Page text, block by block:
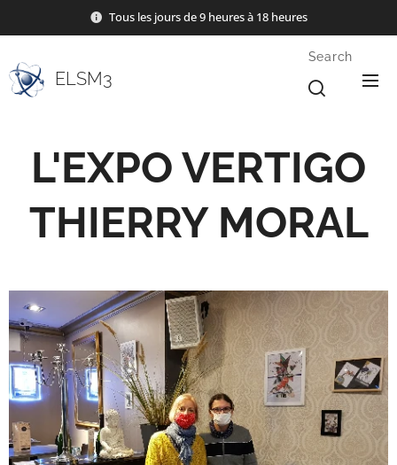
Tous les jours de 9 heures à 18 heures
ELSM3
Search
L'EXPO VERTIGO
THIERRY MORAL